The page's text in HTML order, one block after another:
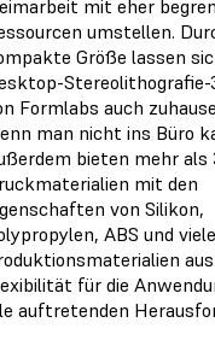
mit eher
umstellen.
Größe lassen
Formlabs auch
man nicht ins Büro
bieten mehr als
mit den
von Silikon,
ABS und
für die
auftretenden